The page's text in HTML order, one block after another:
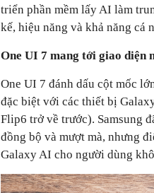
triển phần mềm lấy AI làm
kế, hiệu năng và khả năng cá
One UI 7 mang tới giao diện
One UI 7 đánh dấu cột mốc
đặc biệt với các thiết bị
Flip6 trở về trước). Samsung
đồng bộ và mượt mà, nhưng
Galaxy AI cho người dùng